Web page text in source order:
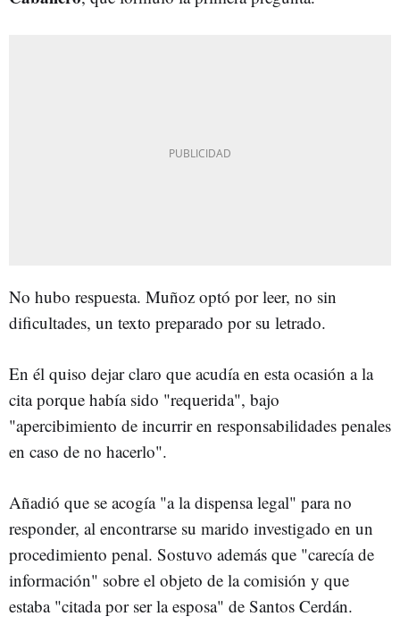
No hubo respuesta. Muñoz optó por leer, no sin
dificultades, un texto preparado por su letrado.
En él quiso dejar claro que acudía en esta ocasión a la
cita porque había sido "requerida", bajo
"apercibimiento de incurrir en responsabilidades penales
en caso de no hacerlo".
Añadió que se acogía "a la dispensa legal" para no
responder, al encontrarse su marido investigado en un
procedimiento penal. Sostuvo además que "carecía de
información" sobre el objeto de la comisión y que
estaba "citada por ser la esposa" de Santos Cerdán.